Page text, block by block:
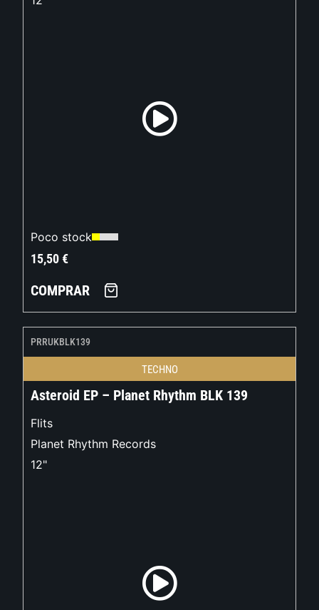
Poco stock
15,50€
COMPRAR
PRRUKBLK139
TECHNO
Asteroid EP – Planet Rhythm BLK 139
Flits
Planet Rhythm Records
12"